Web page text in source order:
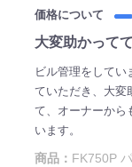
価格について
大変助かって
ビル管理をして
ていただき、大変
て、オーナーから
います。
商品： FK750P